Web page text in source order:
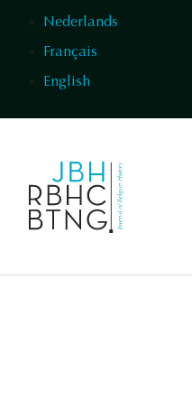
Nederlands
Français
English